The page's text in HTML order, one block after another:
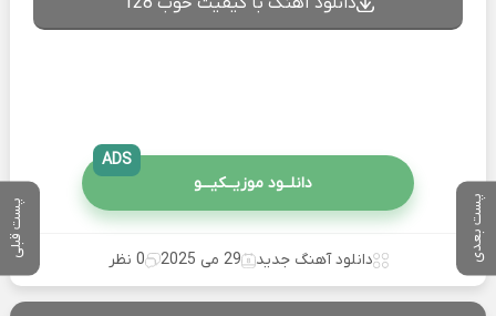
پست بعدی پست قبلی
دانلــود موزیــکیـــو
ADS
دانلود آهنگ جدید 29 می 2025 0 نظر